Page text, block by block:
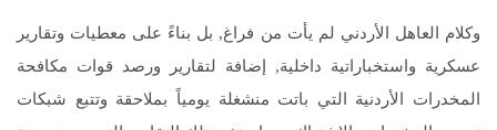
وكلام العاهل الأردني لم يأت من فراغ, بل بناءً على معطيات وتقارير
عسكرية واستخباراتية داخلية, إضافة لتقارير ورصد قوات مكافحة
المخدرات الأردنية التي باتت منشغلة يومياً بملاحقة وتتبع شبكات